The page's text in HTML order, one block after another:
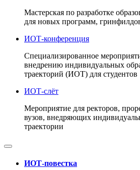
Мастерская по разработке
для новых программ,
ИОТ-конференция
Cпециализированное
внедрению индивидуальных
траекторий (ИОТ) для студентов
ИОТ-слёт
Мероприятие для ректоров,
вузов, внедряющих
траектории
ИОТ-повестка